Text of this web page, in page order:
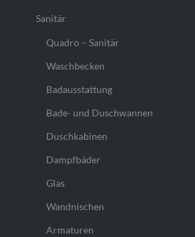
Sanitär
Quadro – Sanitär
Waschbecken
Badausstattung
Bade- und Duschwannen
Duschkabinen
Dampfbäder
Glas
Wandnischen
Armaturen